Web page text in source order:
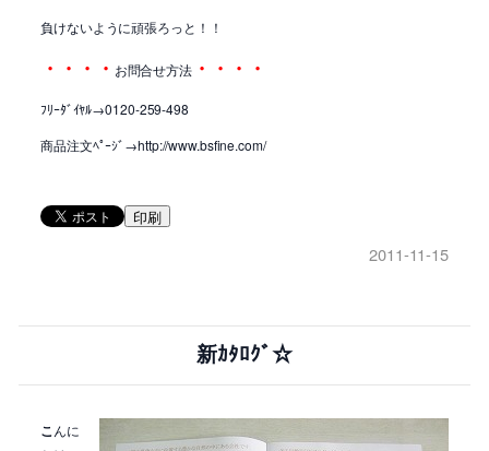
負けないように頑張ろっと！！
・・・・ お問合せ方法 ・・・・
ﾌﾘｰﾀﾞｲﾔﾙ→0120-259-498
商品注文ﾍﾟｰｼﾞ→http://www.bsfine.com/
印刷
2011-11-15
新ｶﾀﾛｸﾞ☆
こ んに